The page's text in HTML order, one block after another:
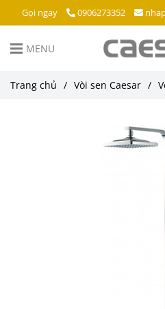
Gọi ngay 0906273352
MENU
Trang chủ / Vòi sen Caesar /